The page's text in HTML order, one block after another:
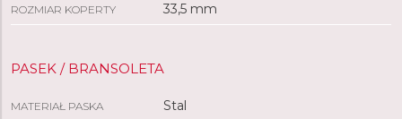
ROZMIAR KOPERTY 33,5 mm
PASEK / BRANSOLETA
MATERIAŁ PASKA Stal